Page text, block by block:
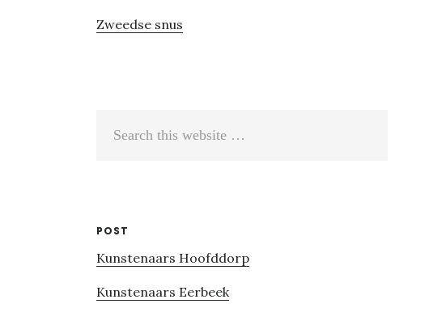
Zweedse snus
POST
Kunstenaars Hoofddorp
Kunstenaars Eerbeek